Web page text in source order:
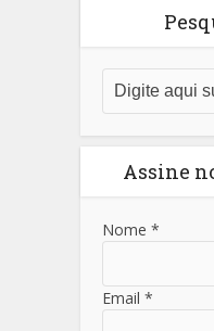
Assine
Nome *
Email *